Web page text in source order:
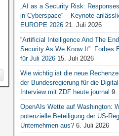
„AI as a Security Risk:
in Cyberspace“ – Keynote
EUROPE 2026 21. Juli 2026
“Artificial Intelligence And The
Security As We Know It”: Forbes
für Juli 2026 15. Juli 2026
Wie wichtig ist die neue
der Bundesregierung für die
Interview mit ZDF heute journal 9.
OpenAIs Wette auf Washington:
potenzielle Beteiligung der US-
Unternehmen aus? 6. Juli 2026